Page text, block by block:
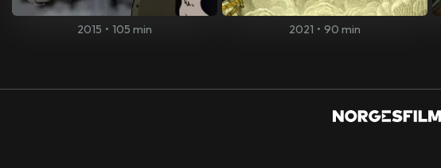
2015 • 105 min 2021 • 90 min